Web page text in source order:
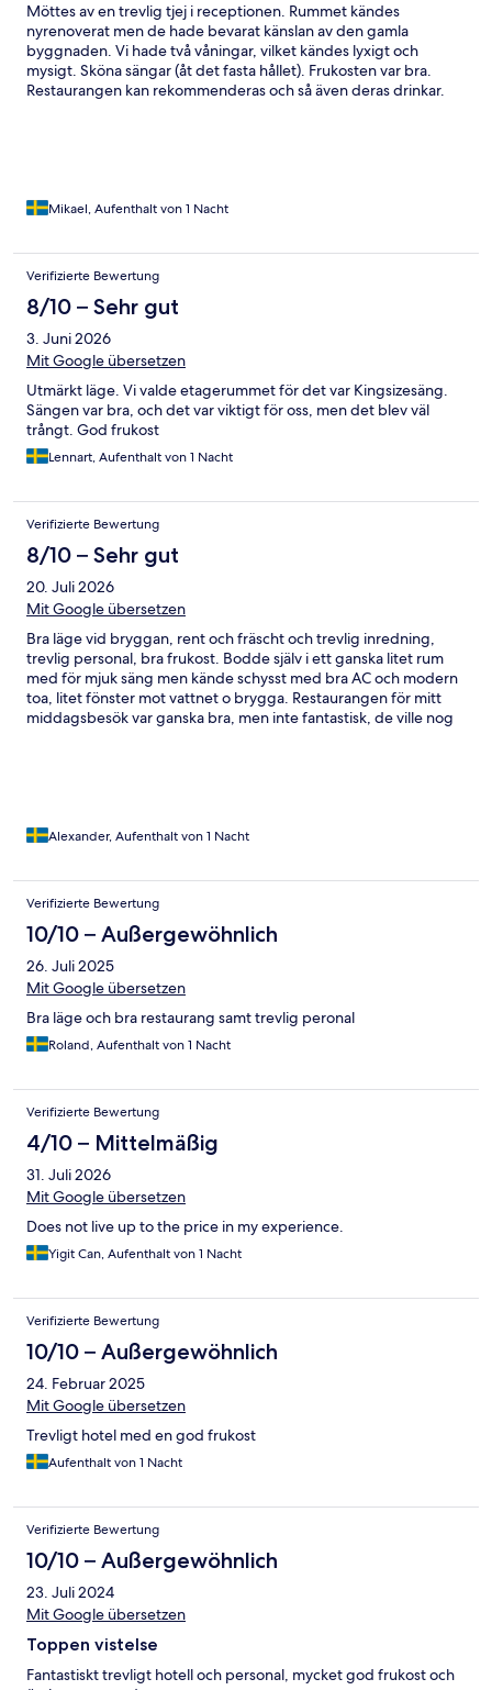
Möttes av en trevlig tjej i receptionen. Rummet kändes
nyrenoverat men de hade bevarat känslan av den gamla
byggnaden. Vi hade två våningar, vilket kändes lyxigt och
mysigt. Sköna sängar (åt det fasta hållet). Frukosten var bra.
Restaurangen kan rekommenderas och så även deras drinkar.
Mikael, Aufenthalt von 1 Nacht
Verifizierte Bewertung
8/10 – Sehr gut
3. Juni 2026
Mit Google übersetzen
Utmärkt läge. Vi valde etagerummet för det var Kingsizesäng.
Sängen var bra, och det var viktigt för oss, men det blev väl
trångt. God frukost
Lennart, Aufenthalt von 1 Nacht
Verifizierte Bewertung
8/10 – Sehr gut
20. Juli 2026
Mit Google übersetzen
Bra läge vid bryggan, rent och fräscht och trevlig inredning,
trevlig personal, bra frukost. Bodde själv i ett ganska litet rum
med för mjuk säng men kände schysst med bra AC och modern
toa, litet fönster mot vattnet o brygga. Restaurangen för mitt
middagsbesök var ganska bra, men inte fantastisk, de ville nog
Alexander, Aufenthalt von 1 Nacht
Verifizierte Bewertung
10/10 – Außergewöhnlich
26. Juli 2025
Mit Google übersetzen
Bra läge och bra restaurang samt trevlig peronal
Roland, Aufenthalt von 1 Nacht
Verifizierte Bewertung
4/10 – Mittelmäßig
31. Juli 2026
Mit Google übersetzen
Does not live up to the price in my experience.
Yigit Can, Aufenthalt von 1 Nacht
Verifizierte Bewertung
10/10 – Außergewöhnlich
24. Februar 2025
Mit Google übersetzen
Trevligt hotel med en god frukost
Aufenthalt von 1 Nacht
Verifizierte Bewertung
10/10 – Außergewöhnlich
23. Juli 2024
Mit Google übersetzen
Toppen vistelse
Fantastiskt trevligt hotell och personal, mycket god frukost och